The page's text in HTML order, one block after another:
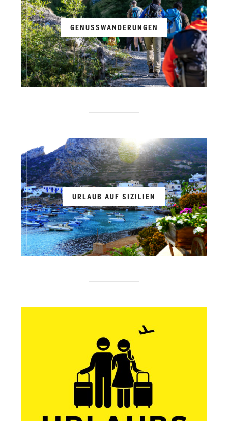
GENUSSWANDERUNGEN
URLAUB AUF SIZILIEN